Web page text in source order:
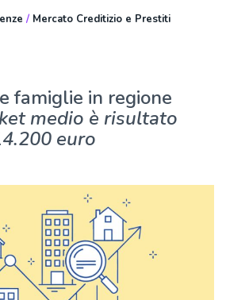
/ Mercato Creditizio e Prestiti
famiglie in regione
medio è risultato
euro